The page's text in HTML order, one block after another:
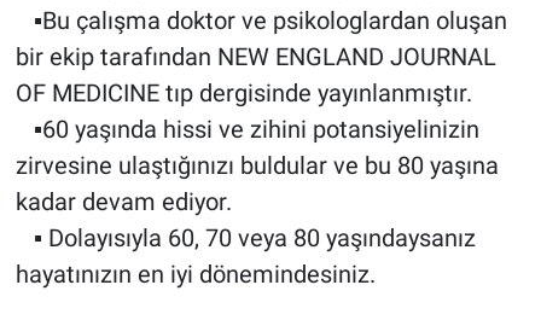
▪Bu çalışma doktor ve psikologlardan oluşan
bir ekip tarafından NEW ENGLAND JOURNAL
OF MEDICINE tıp dergisinde yayınlanmıştır.
▪60 yaşında hissi ve zihini potansiyelinizin
zirvesine ulaştığınızı buldular ve bu 80 yaşına
kadar devam ediyor.
▪ Dolayısıyla 60, 70 veya 80 yaşındaysanız
hayatınızın en iyi dönemindesiniz.